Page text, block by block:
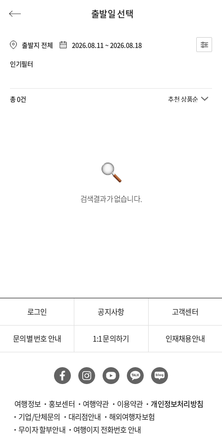
출발일 선택
출발지 전체 2026.08.11 ~ 2026.08.18
인기필터
총 0건 추천 상품순
검색결과가 없습니다.
로그인 공지사항 고객센터
문의별 번호 안내 1:1 문의하기 인재채용안내
여행정보 홍보센터 여행약관 이용약관
개인정보처리방침
기업/단체문의
대리점안내
해외여행자보험
무이자 할부안내
여행이지 전화번호 안내